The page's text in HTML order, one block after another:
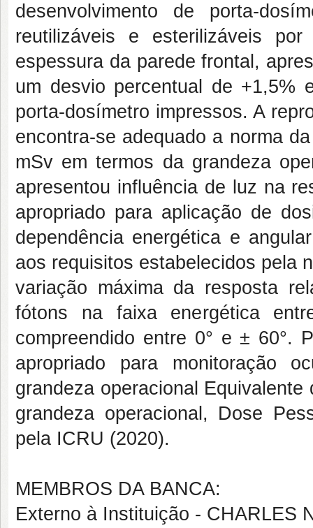
desenvolvimento de porta-
reutilizáveis e esterilizáveis
espessura da parede frontal,
um desvio percentual de +1,5%
porta-dosímetro impressos. A
encontra-se adequado a norma
mSv em termos da grandeza
apresentou influência de luz na
apropriado para aplicação de
dependência energética e
aos requisitos estabelecidos pela
variação máxima da resposta
fótons na faixa energética
compreendido entre 0° e ± 60°.
apropriado para monitoração
grandeza operacional
grandeza operacional, Dose
pela ICRU (2020).
MEMBROS DA BANCA:
Externo à Instituição - CHARLES